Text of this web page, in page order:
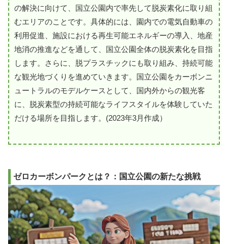
の解決に向けて、国立公園内で率先して脱炭素化に取り組
むエリアのことです。具体的には、園内での電気自動車の
利用促進、施設における再生可能エネルギーの導入、地産
地消の推進などを通して、国立公園全体の脱炭素化を目指
します。さらに、脱プラスチックにも取り組み、持続可能
な観光地づくりを進めていきます。国立公園をカーボンニ
ュートラルのモデルケースとして、国内外からの観光客
に、脱炭素型の持続可能なライフスタイルを体験していた
だける場所を目指します。(2023年3月作成）
ゼロカーボンパークとは？：国立公園の新たな挑戦